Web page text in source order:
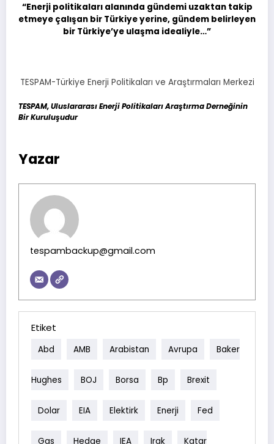
“Enerji politikaları alanında gündemi uzaktan takip
etmeye çalışan bir Türkiye yerine, gündem belirleyen
bir Türkiye’ye ulaşma idealiyle…”
TESPAM-Türkiye Enerji Politikaları ve Araştırmaları Merkezi
TESPAM, Uluslararası Enerji Politikaları Araştırma Derneğinin
Bir Kuruluşudur
Yazar
tespambackup@gmail.com
Etiket
Abd AMB Arabistan Avrupa Baker
Hughes BOJ Borsa Bp Brexit
Dolar EIA Elektirk Enerji Fed
Gas Hedge IEA Irak Katar